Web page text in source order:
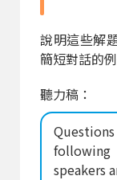
說明這些解
簡短對話的
聽力稿：
speakers